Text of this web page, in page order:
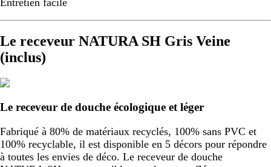
Entretien facile
Le receveur NATURA SH Gris Veine
(inclus)
Le receveur de douche écologique et léger
Fabriqué à 80% de matériaux recyclés, 100% sans PVC et
100% recyclable, il est disponible en 5 décors pour répondre
à toutes les envies de déco. Le receveur de douche